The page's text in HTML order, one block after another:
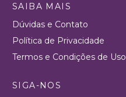
SAIBA MAIS
Dúvidas e Contato
Política de Privacidade
Termos e Condições de Uso
SIGA-NOS